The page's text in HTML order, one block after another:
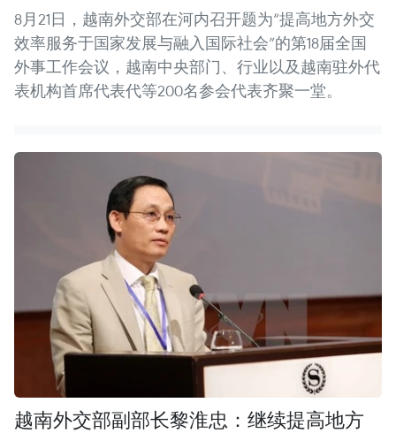
8月21日，越南外交部在河内召开题为“提高地方外交
效率服务于国家发展与融入国际社会”的第18届全国
外事工作会议，越南中央部门、行业以及越南驻外代
表机构首席代表代等200名参会代表齐聚一堂。
越南外交部副部长黎淮忠：继续提高地方